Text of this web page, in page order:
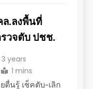
ล.ลงพื้นที่
วจตับ ปชช.
3 years
1 mins
ตื่นรู้ เช็คตับ-เลิก